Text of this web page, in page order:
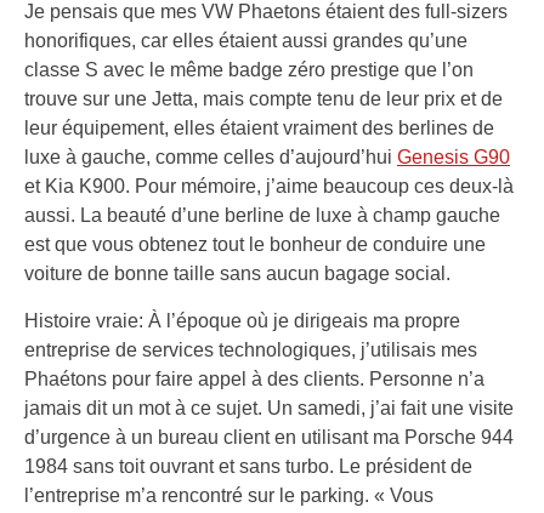
Je pensais que mes VW Phaetons étaient des full-sizers
honorifiques, car elles étaient aussi grandes qu’une
classe S avec le même badge zéro prestige que l’on
trouve sur une Jetta, mais compte tenu de leur prix et de
leur équipement, elles étaient vraiment des berlines de
luxe à gauche, comme celles d’aujourd’hui Genesis G90
et Kia K900. Pour mémoire, j’aime beaucoup ces deux-là
aussi. La beauté d’une berline de luxe à champ gauche
est que vous obtenez tout le bonheur de conduire une
voiture de bonne taille sans aucun bagage social.
Histoire vraie: À l’époque où je dirigeais ma propre
entreprise de services technologiques, j’utilisais mes
Phaétons pour faire appel à des clients. Personne n’a
jamais dit un mot à ce sujet. Un samedi, j’ai fait une visite
d’urgence à un bureau client en utilisant ma Porsche 944
1984 sans toit ouvrant et sans turbo. Le président de
l’entreprise m’a rencontré sur le parking. « Vous